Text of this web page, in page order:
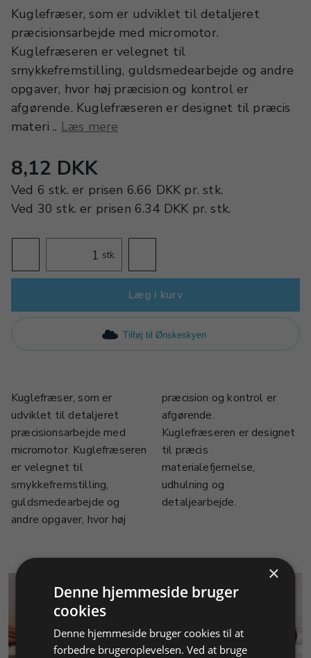
Kuglefræser, som er udviklet til detaljeret
præcisionsarbejde med micromotor.
Kuglefræseren er velegnet til
smykkefremstilling, guldsmedearbejde og andre
opgaver, hvor høj præcision og kontrol er
afgørende. Kuglefræseren er designet til præcis
materi .. Læs mere
8,12 DKK
Ved 6 stk. er prisen 6.66 DKK pr.stk.
Ved 30 stk. er prisen 6.34 DKK pr.stk.
stk.
Læg i kurv
Tilføj til Ønskeskyen
Kuglefræser, som er
udviklet til detaljeret
præcisionsarbejde med
micromotor. Kuglefræseren
er velegnet til
smykkefremstilling,
guldsmedearbejde og
andre opgaver, hvor høj
præcision og kontrol er
afgørende.
Kuglefræseren er designet
til præcis
materialefjernelse,
udhulning og
detaljearbejde.
×
Denne hjemmeside bruger
cookies
Denne hjemmeside bruger cookies til at
forbedre brugeroplevelsen. Ved at bruge